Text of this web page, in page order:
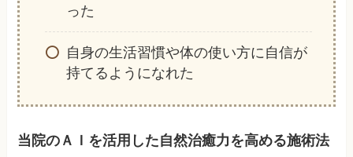
った
自身の生活習慣や体の使い方に自信が
持てるようになれた
当院のＡＩを活用した自然治癒力を高める施術法